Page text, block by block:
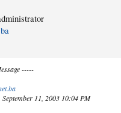
-----
11, 2003 10:04 PM